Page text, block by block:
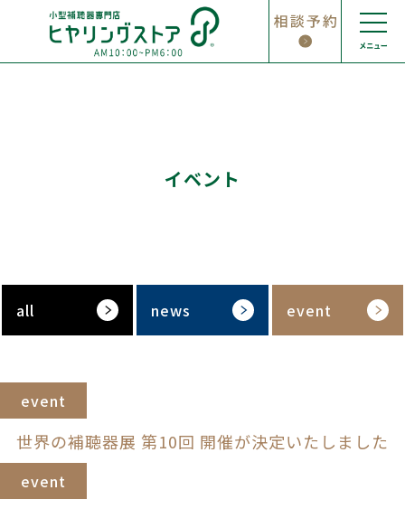
イベント
all news event
event
世界の補聴器展 第10回 開催が決定いたしました
event